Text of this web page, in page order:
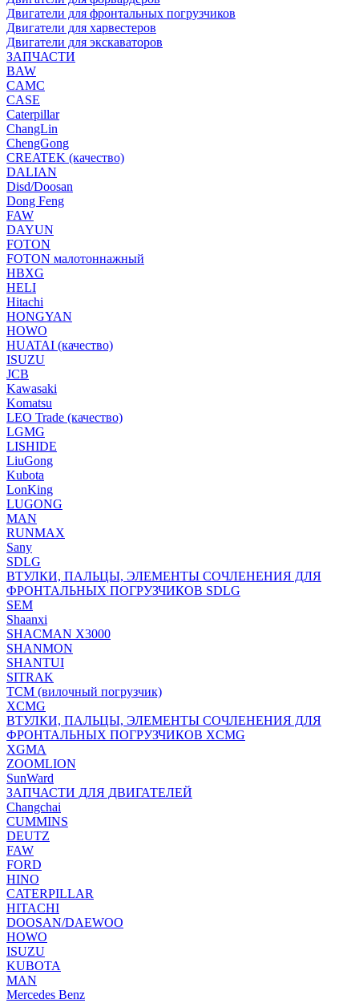
Двигатели для фронтальных погрузчиков
Двигатели для харвестеров
Двигатели для экскаваторов
ЗАПЧАСТИ
BAW
CAMC
CASE
Caterpillar
ChangLin
ChengGong
CREATEK (качество)
DALIAN
Disd/Doosan
Dong Feng
FAW
DAYUN
FOTON
FOTON малотоннажный
HBXG
HELI
Hitachi
HONGYAN
HOWO
HUATAI (качество)
ISUZU
JCB
Kawasaki
Komatsu
LEO Trade (качество)
LGMG
LISHIDE
LiuGong
Kubota
LonKing
LUGONG
MAN
RUNMAX
Sany
SDLG
ВТУЛКИ, ПАЛЬЦЫ, ЭЛЕМЕНТЫ СОЧЛЕНЕНИЯ ДЛЯ
ФРОНТАЛЬНЫХ ПОГРУЗЧИКОВ SDLG
SEM
Shaanxi
SHACMAN X3000
SHANMON
SHANTUI
SITRAK
TCM (вилочный погрузчик)
XCMG
ВТУЛКИ, ПАЛЬЦЫ, ЭЛЕМЕНТЫ СОЧЛЕНЕНИЯ ДЛЯ
ФРОНТАЛЬНЫХ ПОГРУЗЧИКОВ XCMG
XGMA
ZOOMLION
SunWard
ЗАПЧАСТИ ДЛЯ ДВИГАТЕЛЕЙ
Changchai
CUMMINS
DEUTZ
FAW
FORD
HINO
CATERPILLAR
HITACHI
DOOSAN/DAEWOO
HOWO
ISUZU
KUBOTA
MAN
Mercedes Benz